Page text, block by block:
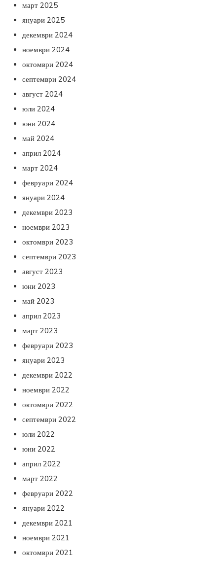
март 2025
януари 2025
декември 2024
ноември 2024
октомври 2024
септември 2024
август 2024
юли 2024
юни 2024
май 2024
април 2024
март 2024
февруари 2024
януари 2024
декември 2023
ноември 2023
октомври 2023
септември 2023
август 2023
юни 2023
май 2023
април 2023
март 2023
февруари 2023
януари 2023
декември 2022
ноември 2022
октомври 2022
септември 2022
юли 2022
юни 2022
април 2022
март 2022
февруари 2022
януари 2022
декември 2021
ноември 2021
октомври 2021